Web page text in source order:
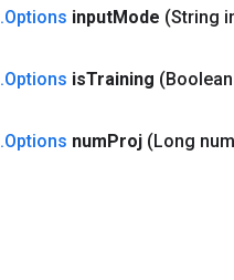
.Options inputMode (String
.Options isTraining
.Options numProj (Long num